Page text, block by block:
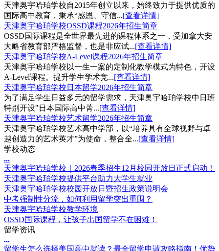
天津奥宇哈珀学校自2015年创立以来，始终致力于提供优质的
国际高中教育，秉承“感恩、守信...[查看详情]
天津奥宇哈珀学校OSSD课程2026年招生简章
OSSD国际课程是全世界最先进的课程体系之一，受加拿大安
大略省教育部严格监督，也是非应试...[查看详情]
天津奥宇哈珀学校A-Level课程2026年招生简章
天津奥宇哈珀学校以一生一案的定制化教学模式为特色，开设
A-Level课程。提升学生学术竞...[查看详情]
天津奥宇哈珀学校日本留学2026年招生简章
为了满足学生日益多元的留学需求，天津奥宇哈珀学校中日班
特别开设"日本国际高中菁...[查看详情]
天津奥宇哈珀学校艺术留学2026年招生简章
天津奥宇哈珀学校艺术高中学部，以“培养具有全球视野与卓
越创造力的艺术英才”为使命，整合全...[查看详情]
学校动态
...
天津奥宇哈珀学校｜2026春季招生12月校园开放日正式启动！
天津奥宇哈珀学校提供平台助力大学生就业
天津奥宇哈珀学校校园开放日暨招生政策说明会
中考强制性分流，如何利用留学突出重围？
天津奥宇哈珀学校教学环境
OSSD国际课程，让孩子出国留学不在困难！
留学资讯
...
留学生怎么选择美国高中就读？最全留学申请攻略指南！优势